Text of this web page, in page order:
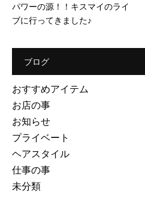
パワーの源！！キスマイのライ
ブに行ってきました♪
ブログ
おすすめアイテム
お店の事
お知らせ
プライベート
ヘアスタイル
仕事の事
未分類